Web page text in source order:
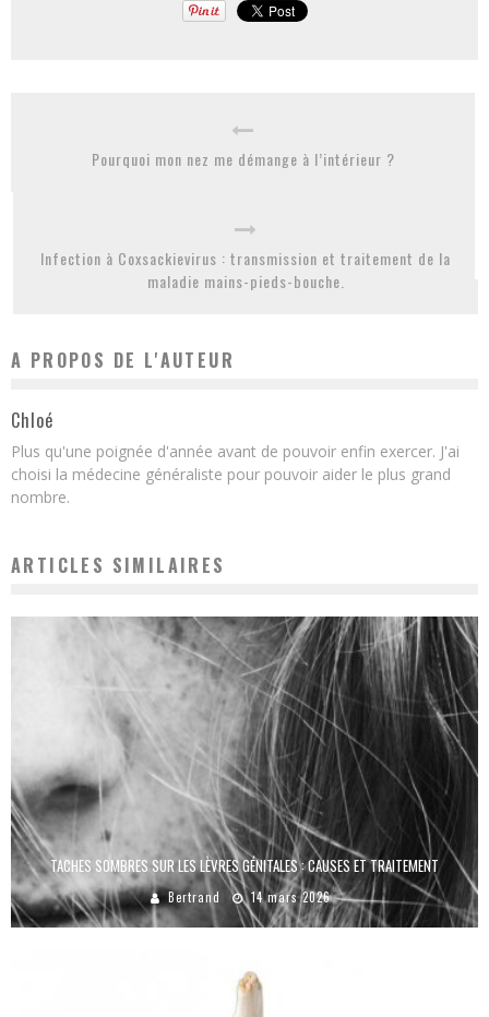
Pourquoi mon nez me démange à l’intérieur ?
Infection à Coxsackievirus : transmission et traitement de la
maladie mains-pieds-bouche.
A PROPOS DE L'AUTEUR
Chloé
Plus qu'une poignée d'année avant de pouvoir enfin exercer. J'ai
choisi la médecine généraliste pour pouvoir aider le plus grand
nombre.
ARTICLES SIMILAIRES
TACHES SOMBRES SUR LES LÈVRES GÉNITALES : CAUSES ET TRAITEMENT
Bertrand 14 mars 2026